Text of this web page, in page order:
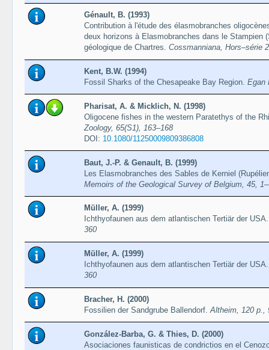
Génault, B. (1993)
Contribution à l'étude des élasmobranches
deux horizons à Elasmobranches dans le Stampien
géologique de Chartres. Cossmanniana, Hors–série
Kent, B.W. (1994)
Fossil Sharks of the Chesapeake Bay Region. Egan
Pharisat, A. & Micklich, N. (1998)
Oligocene fishes in the western Paratethys of the
Zoology, 65(S1), 163–168
DOI: 10.1080/11250009809386808
Baut, J.-P. & Genault, B. (1999)
Les Elasmobranches des Sables de Kerniel
Memoirs of the Geological Survey of Belgium, 45,
Müller, A. (1999)
Ichthyofaunen aus dem atlantischen Tertiär der
360
Müller, A. (1999)
Ichthyofaunen aus dem atlantischen Tertiär der
360
Bracher, H. (2000)
Fossilien der Sandgrube Ballendorf. Altheim, 120 p.,
González-Barba, G. & Thies, D. (2000)
Asociaciones faunisticas de condrictios en el